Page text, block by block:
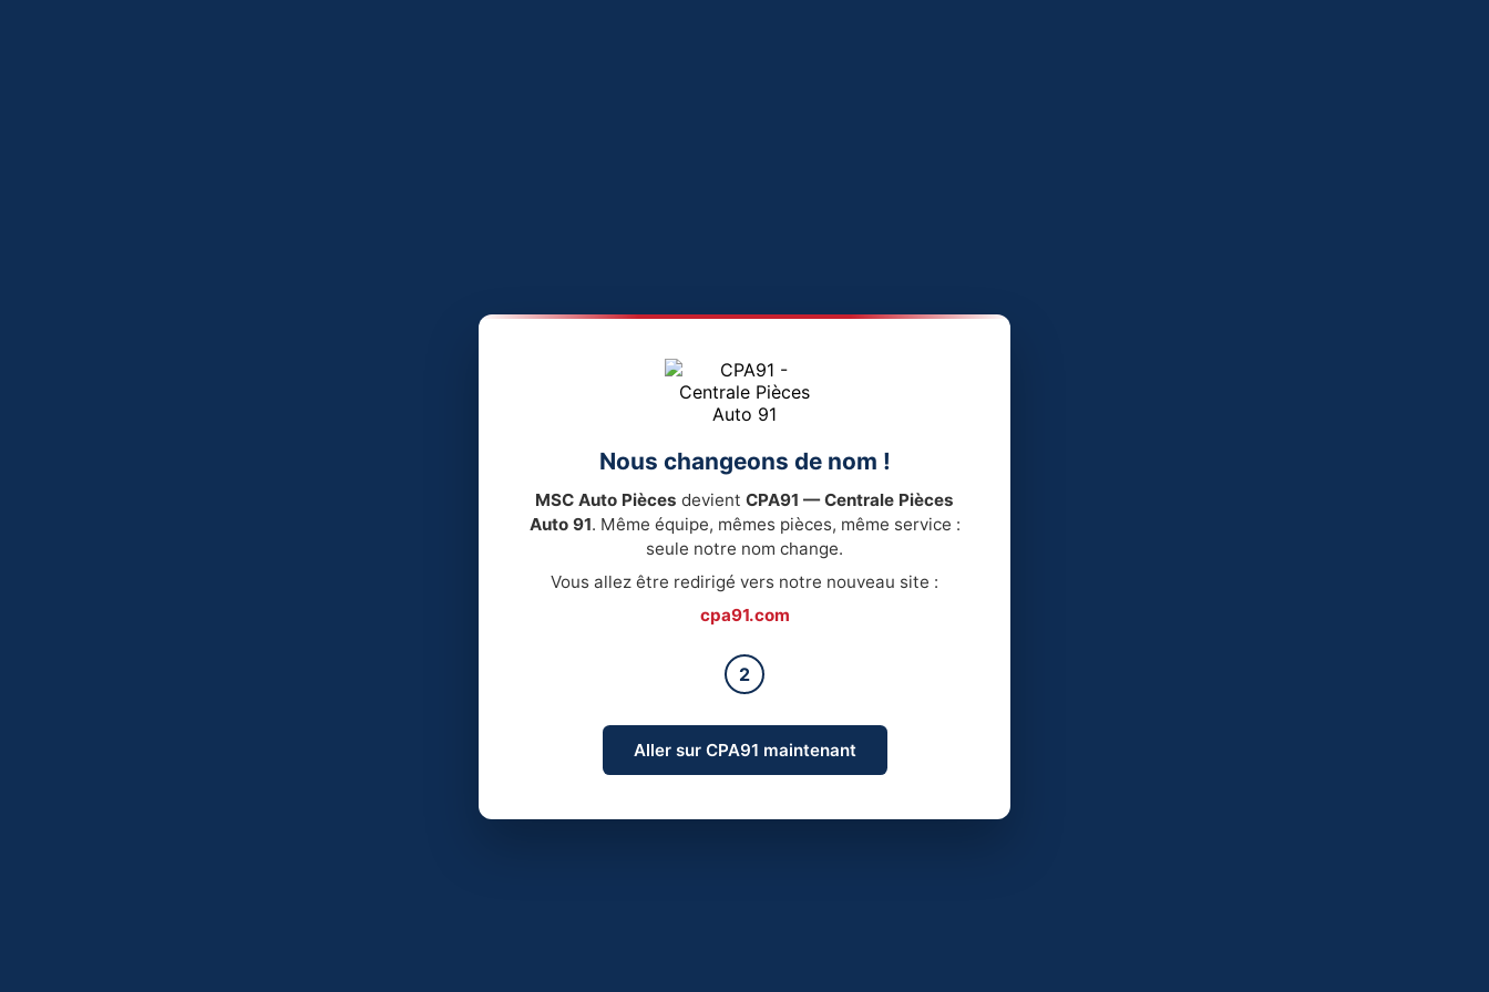
Nous changeons de nom !
MSC Auto Pièces devient CPA91 — Centrale Pièces
Auto 91. Même équipe, mêmes pièces, même service :
seule notre nom change.
Vous allez être redirigé vers notre nouveau site :
cpa91.com
2
Aller sur CPA91 maintenant